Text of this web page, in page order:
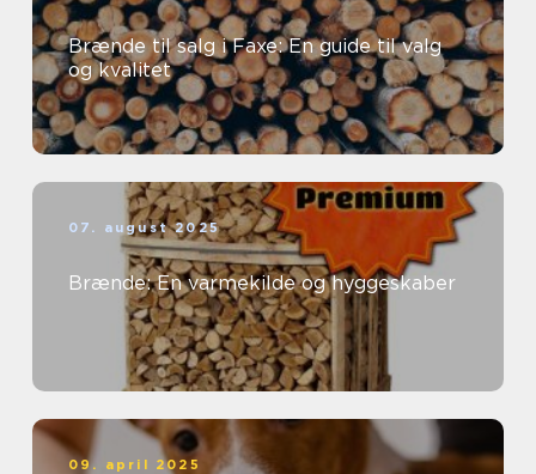
Brænde til salg i Faxe: En guide til valg
og kvalitet
07. august 2025
Brænde: En varmekilde og hyggeskaber
09. april 2025